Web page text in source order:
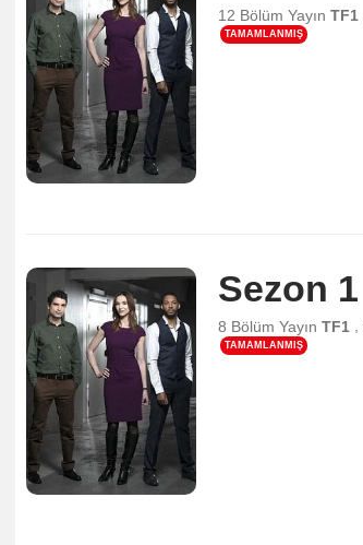
12 Bölüm Yayın TF1
TAMAMLANMIŞ
Sezon 1
8 Bölüm Yayın TF1
TAMAMLANMIŞ